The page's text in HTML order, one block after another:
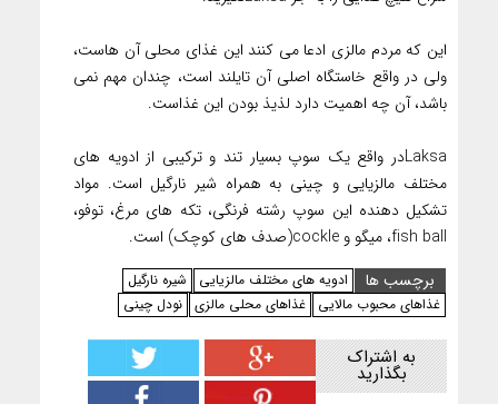
این که مردم مالزی ادعا می کنند این غذای محلی آن هاست،
ولی در واقع خاستگاه اصلی آن تایلند است، چندان مهم نمی
باشد، آن چه اهمیت دارد لذیذ بودن این غذاست.
Laksaدر واقع یک سوپ بسیار تند و ترکیبی از ادویه های
مختلف مالزیایی و چینی به همراه شیر نارگیل است. مواد
تشکیل دهنده این سوپ رشته فرنگی، تکه های مرغ، توفو،
fish ball، میگو و cockle(صدف های کوچک) است.
برچسب ها
ادویه های مختلف مالزیایی
شیره نارگیل
غذاهای محبوب مالایی
غذاهای محلی مالزی نودل چینی
به اشتراک
بگذارید